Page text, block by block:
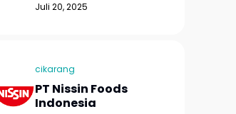
Juli 20, 2025
cikarang
PT Nissin Foods
Indonesia